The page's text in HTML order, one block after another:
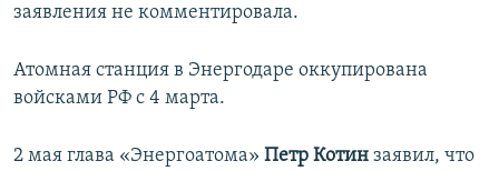
заявления не комментировала.
Атомная станция в Энергодаре оккупирована
войсками РФ с 4 марта.
2 мая глава «Энергоатома» Петр Котин заявил, что